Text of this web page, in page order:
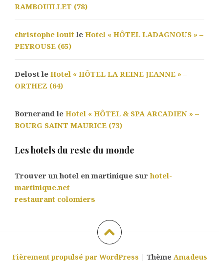
RAMBOUILLET (78)
christophe louitle Hotel « HÔTEL LADAGNOUS » –
PEYROUSE (65)
Delost le Hotel « HÔTEL LA REINE JEANNE » –
ORTHEZ (64)
Bornerand le Hotel « HÔTEL & SPA ARCADIEN » –
BOURG SAINT MAURICE (73)
Les hotels du reste du monde
Trouver un hotel en martinique surhotel-
martinique.net
restaurant colomiers
Fièrement propulsé par WordPress | Thème Amadeus